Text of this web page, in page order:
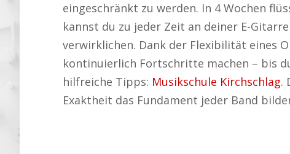
eingeschränkt zu werden. In 4 Wochen
kannst du zu jeder Zeit an deiner E-
verwirklichen. Dank der Flexibilität eines
kontinuierlich Fortschritte machen – bis
hilfreiche Tipps: Musikschule Kirchschlag.
Exaktheit das Fundament jeder Band